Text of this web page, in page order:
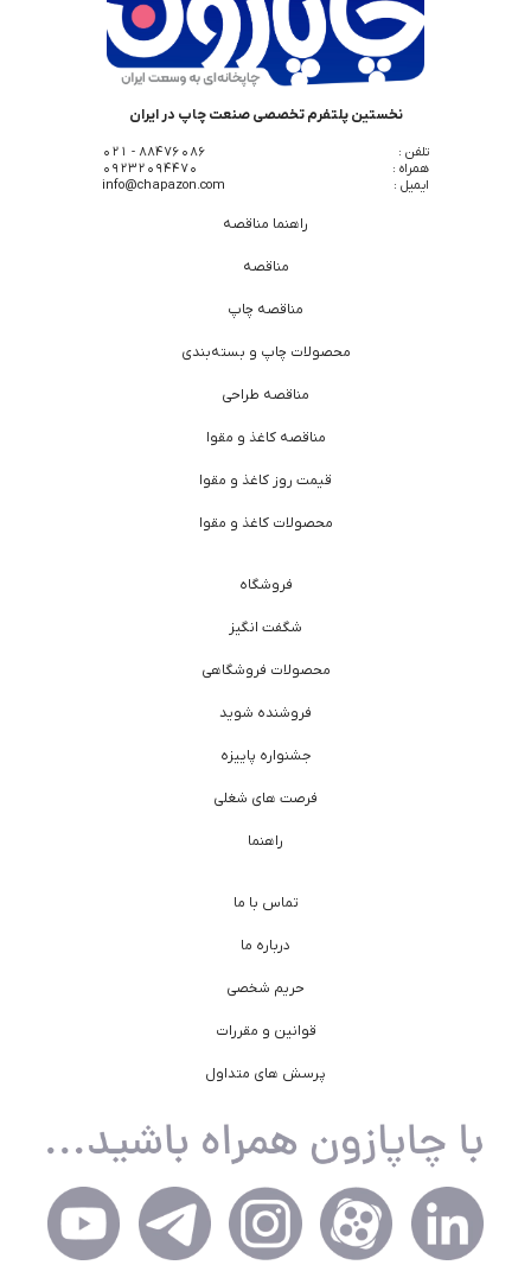
نخستین پلتفرم تخصصی صنعت چاپ در ایران
تلفن :
88476086 - 021
همراه :
09232094470
ایمیل :
info@chapazon.com
راهنما مناقصه
مناقصه
مناقصه چاپ
محصولات چاپ و بسته‌بندی
مناقصه طراحی
مناقصه کاغذ و مقوا
قیمت روز کاغذ و مقوا
محصولات کاغذ و مقوا
فروشگاه
شگفت انگیز
محصولات فروشگاهی
فروشنده شوید
جشنواره پاییزه
فرصت های شغلی
راهنما
تماس با ما
درباره ما
حریم شخصی
قوانین و مقررات
پرسش های متداول